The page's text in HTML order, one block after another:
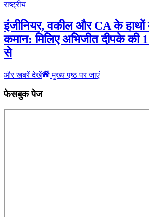
राष्ट्रीय
इंजीनियर, वकील और CA के हाथों
कमान: मिलिए अभिजीत दीपके की
से
और खबरें देखें मुख्य पृष्ठ पर जाएं
फेसबुक पेज